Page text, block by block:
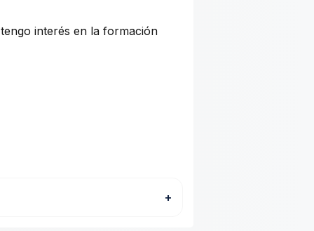
interés en la formación